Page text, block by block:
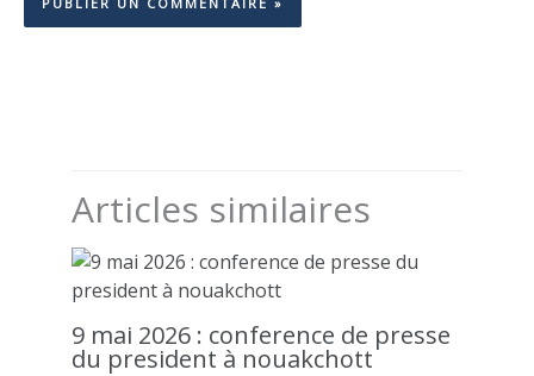
Articles similaires
9 mai 2026 : conference de presse
du president à nouakchott